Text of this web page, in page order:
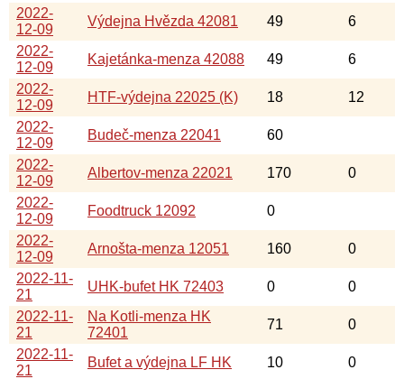
2022-
12-09
Výdejna Hvězda 42081 49
6
2022-
12-09
Kajetánka-menza 42088 49
6
2022-
12-09
HTF-výdejna 22025 (K) 18
12
2022-
12-09
Budeč-menza 22041
60
2022-
12-09
Albertov-menza 22021 170
0
2022-
12-09
Foodtruck 12092
0
2022-
12-09
Arnošta-menza 12051 160
0
2022-11-
21
UHK-bufet HK 72403 0
0
2022-11-
21
Na Kotli-menza HK
72401
71
0
2022-11-
21
Bufet a výdejna LF HK 10
0